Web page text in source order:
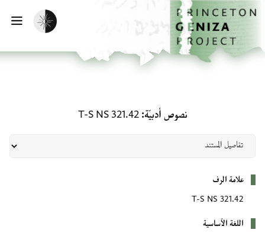
إلى المحتوى الرئيسي
الرئيسية
تفعيل الوضع المظلم
نصوص أدبيّة T-S NS 321.42
علامة الرف
T-S NS 321.42
اللغة الأساسية